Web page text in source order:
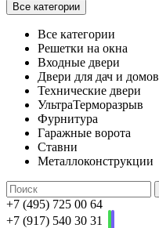
Все категории
Все категории
Решетки на окна
Входные двери
Двери для дач и домов
Технические двери
УльтраТерморазрыв
Фурнитура
Гаражные ворота
Ставни
Металлоконструкции
+7 (495) 725 00 64
+7 (917) 540 30 31